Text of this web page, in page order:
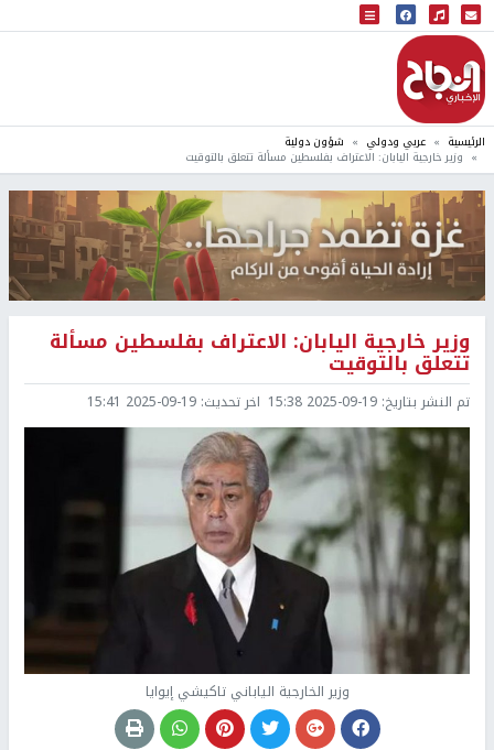
البث المباشر
إذاعة النجاح
الرئيسية عربي ودولي شؤون دولية
وزير خارجية اليابان: الاعتراف بفلسطين مسألة تتعلق بالتوقيت
وزير خارجية اليابان: الاعتراف بفلسطين مسألة
تتعلق بالتوقيت
تم النشر بتاريخ: 2025-09-19 15:38 اخر تحديث: 2025-09-19 15:41
وزير الخارجية الياباني تاكيشي إيوايا